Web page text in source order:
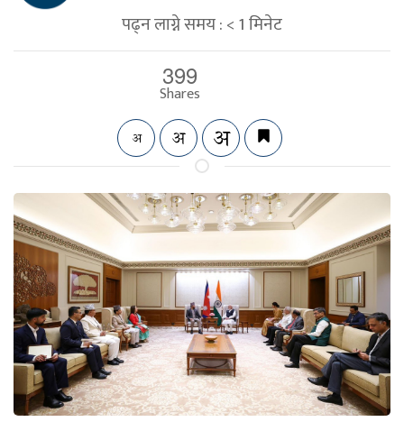
पढ्न लाग्ने समय :< 1मिनेट
399
Shares